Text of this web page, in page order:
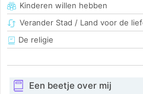
Kinderen willen hebben
Verander Stad / Land voor de
De religie
Een beetje over mij